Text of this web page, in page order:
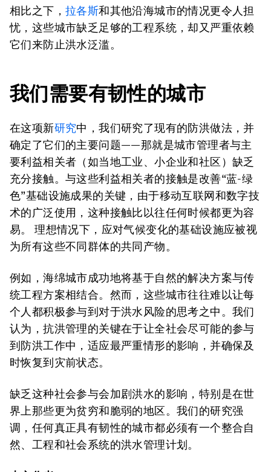
相比之下， 拉各斯和其他沿海城市的情况更令人担
忧，这些城市缺乏足够的工程系统，却又严重依赖
它们来防止洪水泛滥。
我们需要有韧性的城市
在这项新研究中，我们研究了现有的防洪做法，并
确定了它们的主要问题——那就是城市管理者与主
要利益相关者（如当地工业、小企业和社区）缺乏
充分接触。与这些利益相关者的接触是改善“蓝-绿
色”基础设施成果的关键，由于移动互联网和数字技
术的广泛使用，这种接触比以往任何时候都更为容
易。 理想情况下，应对气候变化的基础设施应被视
为所有这些不同群体的共同产物。
例如，海绵城市成功地将基于自然的解决方案与传
统工程方案相结合。然而，这些城市往往难以让每
个人都积极参与到对于洪水风险的思考之中。我们
认为，抗洪管理的关键在于让全社会尽可能的参与
到防洪工作中，适应最严重情形的影响，并确保及
时恢复到灾前状态。
缺乏这种社会参与会加剧洪水的影响，特别是在世
界上那些更为贫穷和脆弱的地区。我们的研究强
调，任何真正具有韧性的城市都必须有一个整合自
然、工程和社会系统的洪水管理计划。